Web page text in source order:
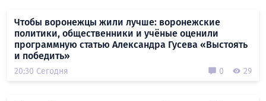
Чтобы воронежцы жили лучше: воронежские
политики, общественники и учёные оценили
программную статью Александра Гусева «Выстоять
и победить»
20:30 Сегодня 0 29